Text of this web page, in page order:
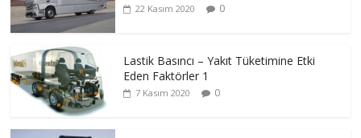
22 Kasım 2020 0
Lastik Basıncı – Yakıt Tüketimine Etki
Eden Faktörler 1
7 Kasım 2020 0